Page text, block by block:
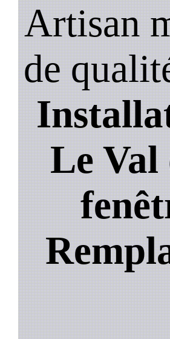
Artisan
de
Le Val